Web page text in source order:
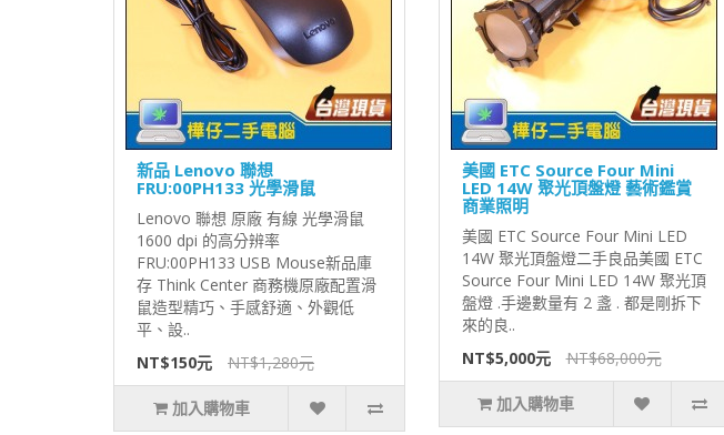
新品 Lenovo 聯想
FRU:00PH133 光學滑鼠
Lenovo 聯想 原廠 有線 光學滑鼠
1600 dpi 的高分辨率
FRU:00PH133 USB Mouse新品庫
存 Think Center 商務機原廠配置滑
鼠造型精巧、手感舒適、外觀低
平、設..
NT$150元
NT$1,280元
加入購物車
美國 ETC Source Four Mini
LED 14W 聚光頂盤燈 藝術鑑賞
商業照明
美國 ETC Source Four Mini LED
14W 聚光頂盤燈二手良品美國 ETC
Source Four Mini LED 14W 聚光頂
盤燈 .手邊數量有 2 盞 . 都是剛拆下
來的良..
NT$5,000元
NT$68,000元
加入購物車